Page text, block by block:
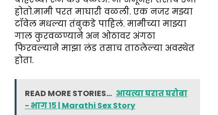
होतो.मामी परत माघारी वळली. एक नजर मझ्या
टॉवेल मधल्या तंबुकडे पाहिलं. मामीच्या माझ्या
गाल कुरवळण्याने अन ओठावर अंगठा
फिरवल्याने माझा लंड तसाच ताठलेल्या अवस्थेत
होता.
READ MORE STORIES... आयत्या घरात घरोबा
- भाग १५ | Marathi Sex Story